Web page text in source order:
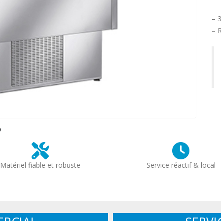
–
–
Matériel fiable et robuste Service réactif & local